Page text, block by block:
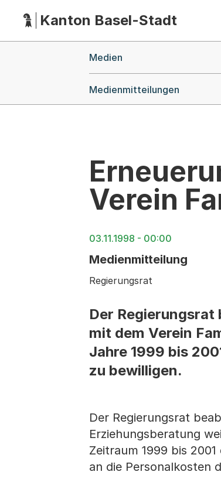
HauptnavigationKanton Basel-Stadt
Medien
Medienmitteilungen
Verein
03.11.1998 - 00:00
Medienmitteilung
Regierungsrat
Der
mit dem Verein
Jahre 1999 bis
zu bewilligen.
Der Regierungsrat
Erziehungsberatung
Zeitraum 1999 bis
an die Personalkosten